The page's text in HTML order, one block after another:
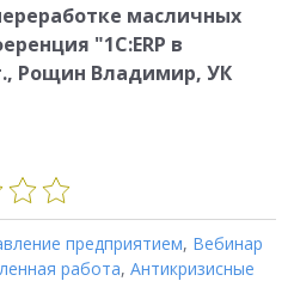
масличных
"1С:ERP в
Рощин Владимир, УК
предприятием, Вебинар
работа, Антикризисные